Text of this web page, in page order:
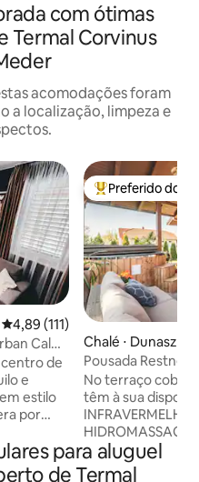
com ótimas
Termal Corvinus
acomodações foram
a localização, limpeza e
4,89 de uma avaliação média
4,89 (111)
Calm
centro de
e
estilo
por
Entre os
Preferido dos
Chalé ⋅
Pousada
+ Banheira de
No terraço
têm à sua
HIDROMASSAGEM. “Terra de mil
onde a paz
Somos a escolha
para aluguel
de Termal